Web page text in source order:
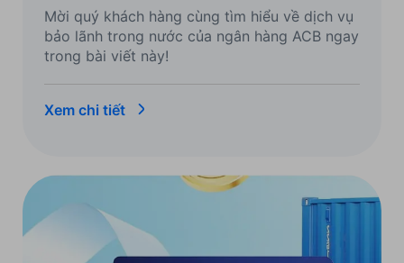
Mời quý khách hàng cùng tìm hiểu về dịch vụ
bảo lãnh trong nước của ngân hàng ACB ngay
trong bài viết này!
Xem chi tiết